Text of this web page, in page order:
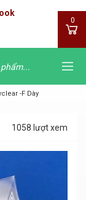
0
-F Dày
1058 lượt xem